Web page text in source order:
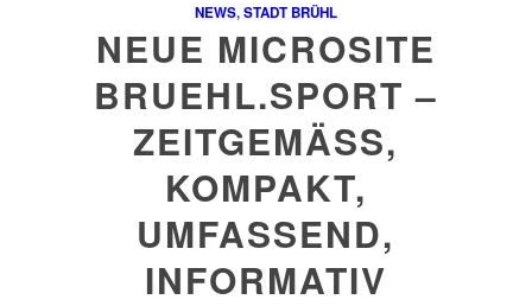
NEWS,STADT BRÜHL
NEUE MICROSITE
BRUEHL.SPORT –
ZEITGEMÄSS, K
OMPAKT, U
MFASSEND, I
NFORMATIV